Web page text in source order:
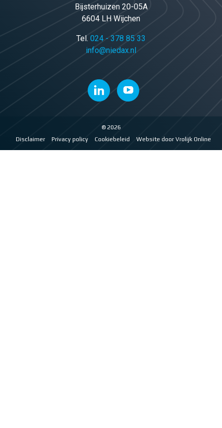
Bijsterhuizen 20-05A
6604 LH Wijchen
Tel. 024 - 378 85 33
info@niedax.nl
© 2026
Disclaimer
Privacy policy Cookiebeleid Website door Vrolijk Online